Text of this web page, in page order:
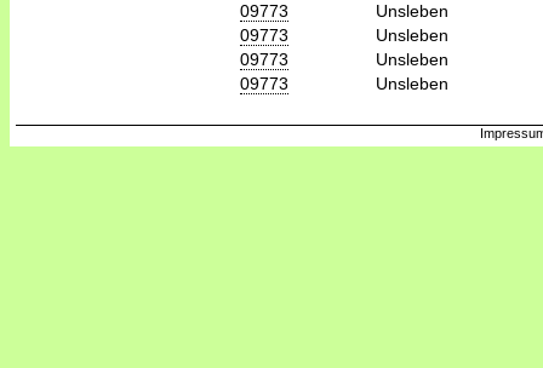
09773
Unsleben
09773
Unsleben
09773
Unsleben
09773
Unsleben